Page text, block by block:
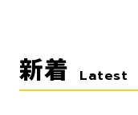
新着 Latest